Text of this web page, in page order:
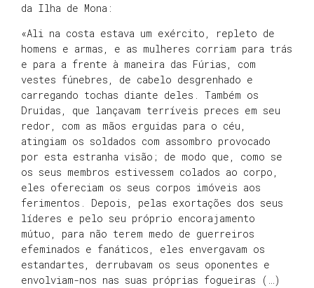
da Ilha de Mona:
«Ali na costa estava um exército, repleto de
homens e armas, e as mulheres corriam para trás
e para a frente à maneira das Fúrias, com
vestes fúnebres, de cabelo desgrenhado e
carregando tochas diante deles. Também os
Druidas, que lançavam terríveis preces em seu
redor, com as mãos erguidas para o céu,
atingiam os soldados com assombro provocado
por esta estranha visão; de modo que, como se
os seus membros estivessem colados ao corpo,
eles ofereciam os seus corpos imóveis aos
ferimentos. Depois, pelas exortações dos seus
líderes e pelo seu próprio encorajamento
mútuo, para não terem medo de guerreiros
efeminados e fanáticos, eles envergavam os
estandartes, derrubavam os seus oponentes e
envolviam-nos nas suas próprias fogueiras (…)